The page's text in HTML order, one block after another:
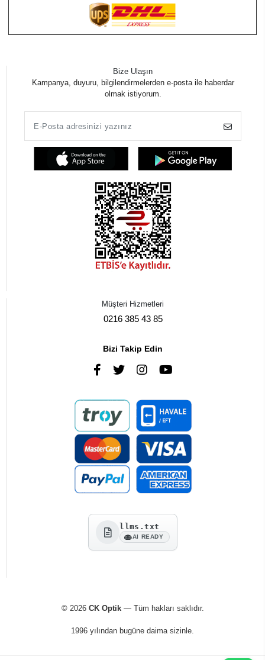
Bize Ulaşın
Kampanya, duyuru, bilgilendirmelerden e-posta ile haberdar
olmak istiyorum.
Müşteri Hizmetleri
0216 385 43 85
Bizi Takip Edin
llms.txt
AI READY
© 2026 CK Optik— Tüm hakları saklıdır.
1996 yılından bugüne daima sizinle.